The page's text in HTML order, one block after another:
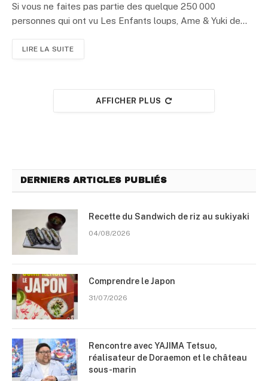
Si vous ne faites pas partie des quelque 250 000
personnes qui ont vu Les Enfants loups, Ame & Yuki de…
LIRE LA SUITE
AFFICHER PLUS
DERNIERS ARTICLES PUBLIÉS
Recette du Sandwich de riz au sukiyaki
04/08/2026
Comprendre le Japon
31/07/2026
Rencontre avec YAJIMA Tetsuo,
réalisateur de Doraemon et le château
sous-marin